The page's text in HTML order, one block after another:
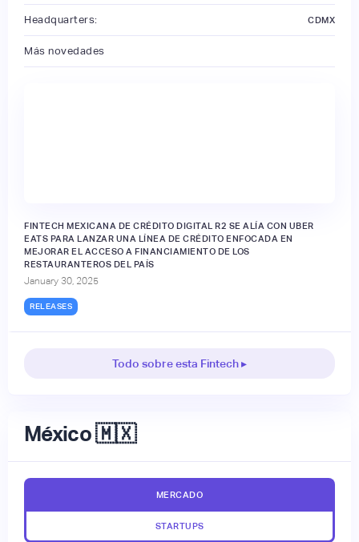
Headquarters: CDMX
Más novedades
FINTECH MEXICANA DE CRÉDITO DIGITAL R2 SE ALÍA CON UBER
EATS PARA LANZAR UNA LÍNEA DE CRÉDITO ENFOCADA EN
MEJORAR EL ACCESO A FINANCIAMIENTO DE LOS
RESTAURANTEROS DEL PAÍS
January 30, 2025
RELEASES
Todo sobre esta Fintech ▸
México 🇲🇽
MERCADO
STARTUPS